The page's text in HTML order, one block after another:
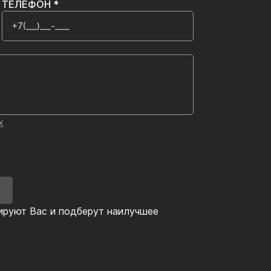
Вас и подберут наилучшее
ТЕЛЕФОН *